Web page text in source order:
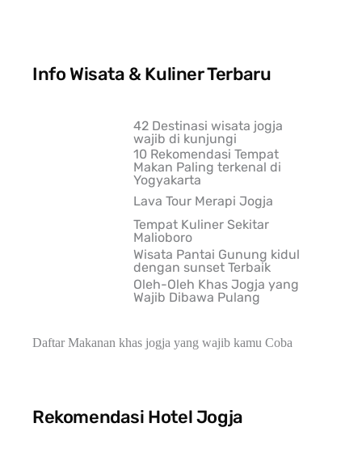
Info Wisata & Kuliner Terbaru
42 Destinasi wisata jogja
wajib di kunjungi
10 Rekomendasi Tempat
Makan Paling terkenal di
Yogyakarta
Lava Tour Merapi Jogja
Tempat Kuliner Sekitar
Malioboro
Wisata Pantai Gunung kidul
dengan sunset Terbaik
Oleh-Oleh Khas Jogja yang
Wajib Dibawa Pulang
Daftar Makanan khas jogja yang wajib kamu Coba
Rekomendasi Hotel Jogja